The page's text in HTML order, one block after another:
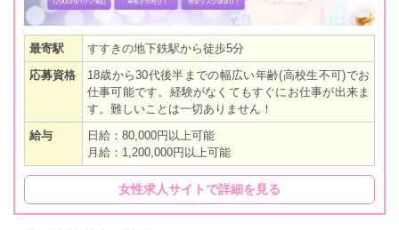
最寄駅
すすきの地下鉄駅から徒歩5分
応募資格
18歳から30代後半までの幅広い年齢(高校生不可)でお
仕事可能です。経験がなくてもすぐにお仕事が出来ま
す。難しいことは一切ありません！
給与
日給：80,000円以上可能
月給：1,200,000円以上可能
女性求人サイトで詳細を見る